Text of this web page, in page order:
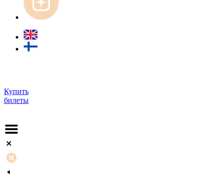
Купить
билеты